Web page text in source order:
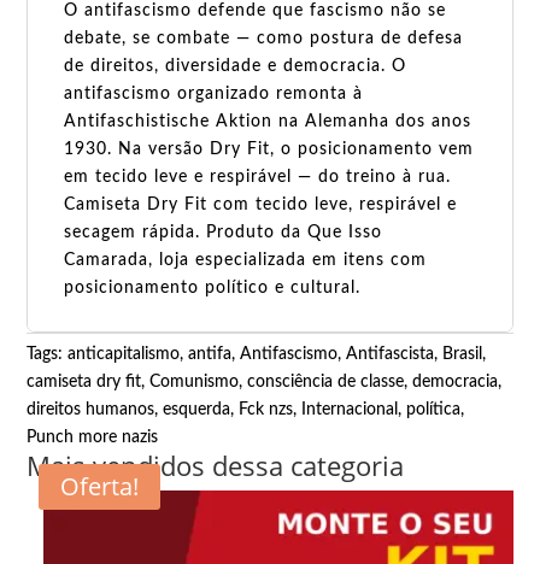
O antifascismo defende que fascismo não se
debate, se combate — como postura de defesa
de direitos, diversidade e democracia. O
antifascismo organizado remonta à
Antifaschistische Aktion na Alemanha dos anos
1930. Na versão Dry Fit, o posicionamento vem
em tecido leve e respirável — do treino à rua.
Camiseta Dry Fit com tecido leve, respirável e
secagem rápida. Produto da Que Isso
Camarada, loja especializada em itens com
posicionamento político e cultural.
Tags:anticapitalismo,antifa,Antifascismo,Antifascista, Brasil,
camiseta dry fit,Comunismo,consciência de classe,democracia,
direitos humanos,esquerda, Fck nzs, Internacional, política,
Punch more nazis
Mais vendidos dessa categoria
Oferta!